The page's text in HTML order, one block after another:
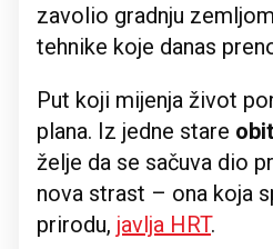
zavolio gradnju
tehnike koje danas
Put koji mijenja život
plana. Iz jedne stare
želje da se sačuva dio
nova strast – ona koja
prirodu, javlja HRT.